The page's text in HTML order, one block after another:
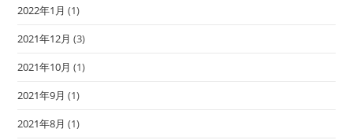
2022年1月 (1)
2021年12月 (3)
2021年10月 (1)
2021年9月 (1)
2021年8月 (1)